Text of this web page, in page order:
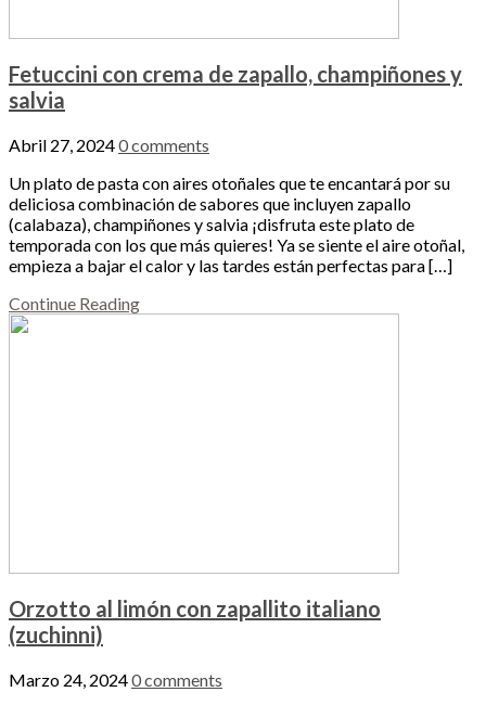
Fetuccini con crema de zapallo, champiñones y
salvia
Abril 27, 20240 comments
Un plato de pasta con aires otoñales que te encantará por su
deliciosa combinación de sabores que incluyen zapallo
(calabaza), champiñones y salvia ¡disfruta este plato de
temporada con los que más quieres! Ya se siente el aire otoñal,
empieza a bajar el calor y las tardes están perfectas para […]
Continue Reading
Orzotto al limón con zapallito italiano
(zuchinni)
Marzo 24, 20240 comments